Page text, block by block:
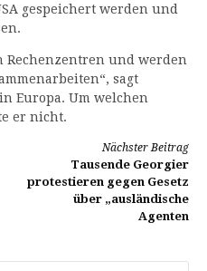
gespeichert werden und
und werden
sagt
Europa. Um welchen
er nicht.
Nächster Beitrag
Tausende Georgier
protestieren gegen Gesetz
über „ausländische
Agenten